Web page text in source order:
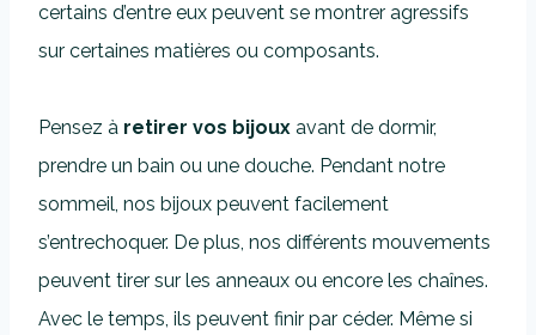
certains d’entre eux peuvent se montrer agressifs
sur certaines matières ou composants.
Pensez à retirer vos bijoux avant de dormir,
prendre un bain ou une douche. Pendant notre
sommeil, nos bijoux peuvent facilement
s’entrechoquer. De plus, nos différents mouvements
peuvent tirer sur les anneaux ou encore les chaînes.
Avec le temps, ils peuvent finir par céder. Même si